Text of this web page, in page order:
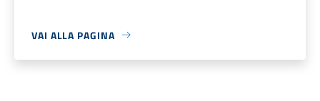
VAI ALLA PAGINA